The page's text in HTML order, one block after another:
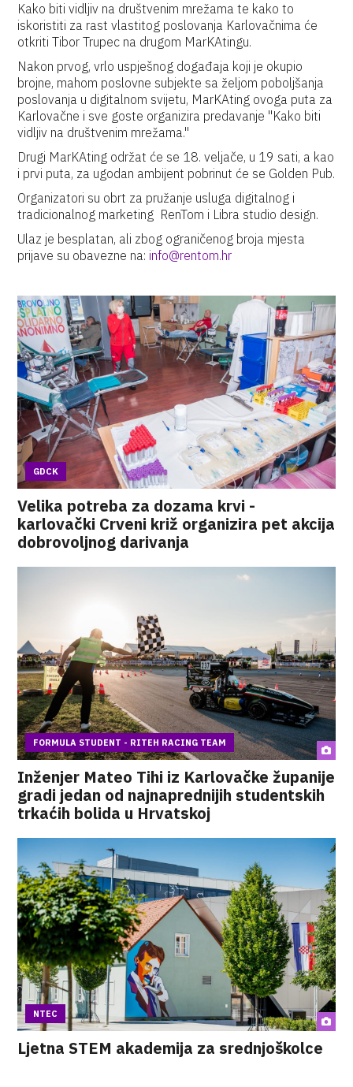
Kako biti vidljiv na društvenim mrežama te kako to
iskoristiti za rast vlastitog poslovanja Karlovačnima će
otkriti Tibor Trupec na drugom MarKAtingu.
Nakon prvog, vrlo uspješnog događaja koji je okupio
brojne, mahom poslovne subjekte sa željom poboljšanja
poslovanja u digitalnom svijetu, MarKAting ovoga puta za
Karlovačne i sve goste organizira predavanje "Kako biti
vidljiv na društvenim mrežama."
Drugi MarKAting održat će se 18. veljače, u 19 sati, a kao
i prvi puta, za ugodan ambijent pobrinut će se Golden Pub.
Organizatori su obrt za pružanje usluga digitalnog i
tradicionalnog marketing RenTom i Libra studio design.
Ulaz je besplatan, ali zbog ograničenog broja mjesta
prijave su obavezne na: info@rentom.hr
GDCK
Velika potreba za dozama krvi -
karlovački Crveni križ organizira pet akcija
dobrovoljnog darivanja
FORMULA STUDENT - RITEH RACING TEAM
Inženjer Mateo Tihi iz Karlovačke županije
gradi jedan od najnaprednijih studentskih
trkaćih bolida u Hrvatskoj
NTEC
Ljetna STEM akademija za srednjoškolce